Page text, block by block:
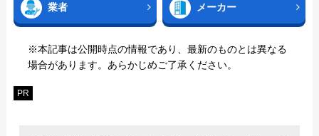
業者 メーカー
※本記事は公開時点の情報であり、最新のものとは異なる
場合があります。あらかじめご了承ください。
PR